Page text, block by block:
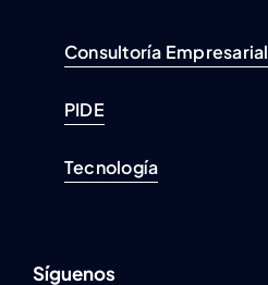
Consultoría Empresarial
PIDE
Tecnología
Síguenos